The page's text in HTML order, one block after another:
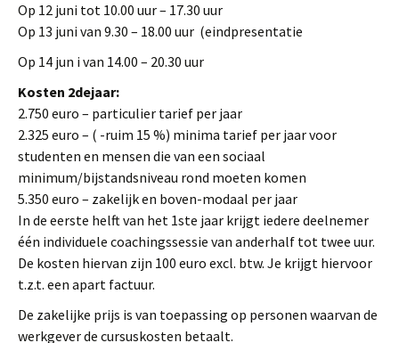
Op 12 juni tot 10.00 uur – 17.30 uur
Op 13 juni van 9.30 – 18.00 uur (eindpresentatie
Op 14 jun i van 14.00 – 20.30 uur
Kosten 2dejaar:
2.750 euro – particulier tarief per jaar
2.325 euro – ( -ruim 15 %) minima tarief per jaar voor
studenten en mensen die van een sociaal
minimum/bijstandsniveau rond moeten komen
5.350 euro – zakelijk en boven-modaal per jaar
In de eerste helft van het 1ste jaar krijgt iedere deelnemer
één individuele coachingssessie van anderhalf tot twee uur.
De kosten hiervan zijn 100 euro excl. btw. Je krijgt hiervoor
t.z.t. een apart factuur.
De zakelijke prijs is van toepassing op personen waarvan de
werkgever de cursuskosten betaalt.